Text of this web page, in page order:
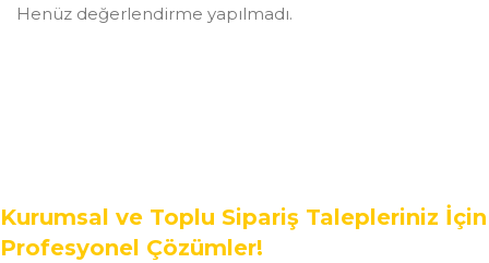
Henüz değerlendirme yapılmadı.
Kurumsal ve Toplu Sipariş Talepleriniz İçin
Profesyonel Çözümler!